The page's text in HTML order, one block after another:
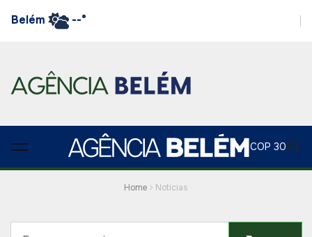
Belém --°
COP 30
Home Noticias